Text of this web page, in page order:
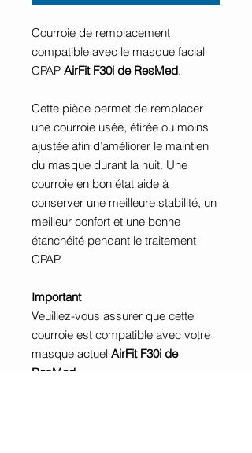
Courroie de remplacement
compatible avec le masque facial
CPAP AirFit F30i de ResMed.
Cette pièce permet de remplacer
une courroie usée, étirée ou moins
ajustée afin d’améliorer le maintien
du masque durant la nuit. Une
courroie en bon état aide à
conserver une meilleure stabilité, un
meilleur confort et une bonne
étanchéité pendant le traitement
CPAP.
Important
Veuillez-vous assurer que cette
courroie est compatible avec votre
masque actuel AirFit F30i de
ResMed